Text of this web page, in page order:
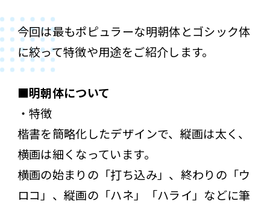
今回は最もポピュラーな明朝体とゴシック体
に絞って特徴や用途をご紹介します。
■明朝体について
・特徴
楷書を簡略化したデザインで、縦画は太く、
横画は細くなっています。
横画の始まりの「打ち込み」、終わりの「ウ
ロコ」、縦画の「ハネ」「ハライ」などに筆